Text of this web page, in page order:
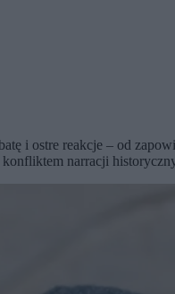
i ostre reakcje – od
narracji